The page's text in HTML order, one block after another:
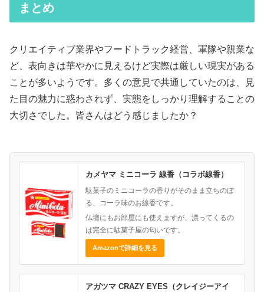
まとめ
クリエイティブ業界やフードトラック経営、軍隊や親業な
ど、表向きは華やかに見えるけど実際は厳しい現実がある
ことが多いようです。多くの意見で共通していたのは、見
た目の魅力に惑わされず、実態をしっかり理解することの
大切さでした。皆さんはどう感じましたか？
カメヤマ ミニコーラ 線香（コラボ線香）
駄菓子のミニコーラの香りがそのまま立ちのぼ
る、コーラ味のお線香です。
仏壇にもお部屋にも使えますが、漂ってくるの
は完全に駄菓子屋の匂いです。
Amazonで詳細を見る
アガツマ CRAZY EYES（クレイジーアイ